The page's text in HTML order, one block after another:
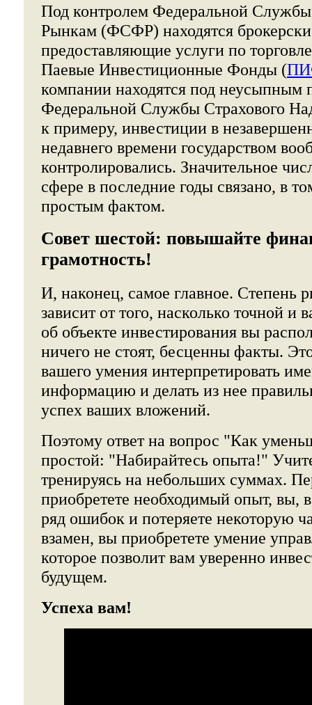
Под контролем Федеральной
Рынкам (ФСФР) находятся
предоставляющие услуги по
Паевые Инвестиционные Фонды (
компании находятся под неусыпным
Федеральной Службы Страхового
к примеру, инвестиции в
недавнего времени государством
контролировались. Значительное
сфере в последние годы связано, в
простым фактом.
Совет шестой: повышайте
грамотность!
И, наконец, самое главное. Степень
зависит от того, насколько точной
об объекте инвестирования вы
ничего не стоят, бесценны факты.
вашего умения интерпретировать
информацию и делать из нее
успех ваших вложений.
Поэтому ответ на вопрос "Как
простой: "Набирайтесь опыта!"
тренируясь на небольших суммах.
приобретете необходимый опыт, вы,
ряд ошибок и потеряете некоторую
взамен, вы приобретете умение
которое позволит вам уверенно
будущем.
Успеха вам!